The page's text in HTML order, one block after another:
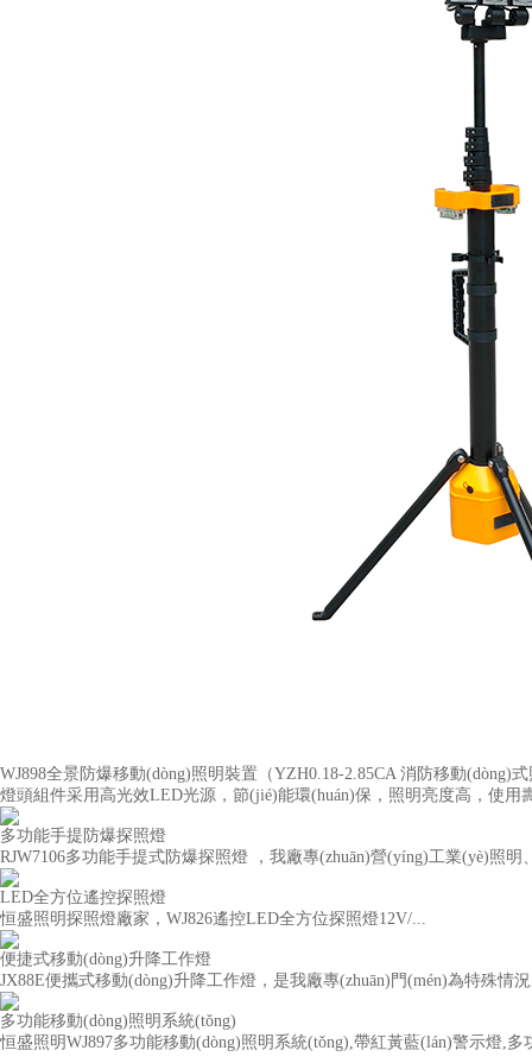
WJ898全景防爆移動(dòng)照明裝置（YZH0.18-2.85CA 消防移動(dòng)
燈頭組件采用高光效LED光源，節(jié)能環(huán)保，照明亮度高，使用
多功能手提防爆探照燈
RJW7106多功能手提式防爆探照燈 ，我廠專(zhuān)營(yíng)工業(yè)照明
LED全方位遙控探照燈
恒盛照明探照燈廠家，WJ826遙控LED全方位探照燈12V/...
便捷式移動(dòng)升降工作燈
JX88E便攜式移動(dòng)升降工作燈，是我廠專(zhuān)門(mén)為特殊情
多功能移動(dòng)照明系統(tǒng)
恒盛照明WJ897多功能移動(dòng)照明系統(tǒng),帶紅黃藍(lán)警示燈,多